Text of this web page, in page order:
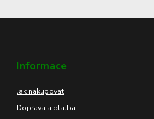
Informace
Jak nakupovat
Doprava a platba